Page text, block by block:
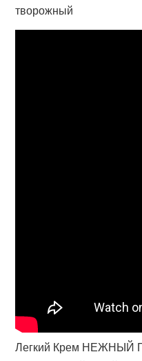
творожный
Легкий Крем НЕЖНЫЙ